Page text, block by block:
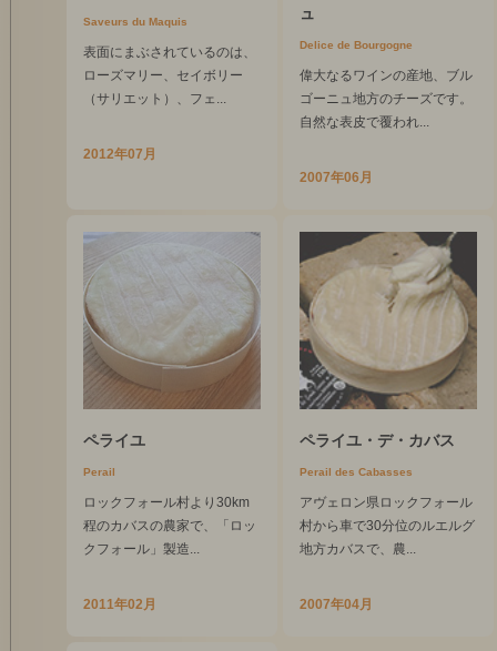
Saveurs du Maquis
表面にまぶされているのは、
ローズマリー、セイボリー
（サリエット）、フェ...
2012年07月
ュ
Delice de Bourgogne
偉大なるワインの産地、ブル
ゴーニュ地方のチーズです。
自然な表皮で覆われ...
2007年06月
ペライユ
Perail
ロックフォール村より30km
程のカバスの農家で、「ロッ
クフォール」製造...
2011年02月
ペライユ・デ・カバス
Perail des Cabasses
アヴェロン県ロックフォール
村から車で30分位のルエルグ
地方カバスで、農...
2007年04月